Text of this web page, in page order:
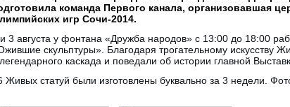
команда Первого канала, организовавшая
игр Сочи-2014.
3 августа у фонтана «Дружба народов» c 13:00 до 18:00
скульптуры». Благодаря трогательному искусству
каскада и поведали об истории главной
Живых статуй были изготовлены буквально за 3 недели.